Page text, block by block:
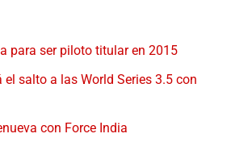
para ser piloto titular en 2015
el salto a las World Series 3.5 con
con Force India